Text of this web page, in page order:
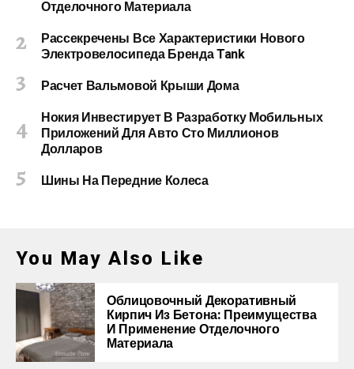
Отделочного Материала
Рассекречены Все Характеристики Нового
Электровелосипеда Бренда Tank
Расчет Вальмовой Крыши Дома
Нокия Инвестирует В Разработку Мобильных
Приложений Для Авто Сто Миллионов
Долларов
Шины На Передние Колеса
You May Also Like
Облицовочный Декоративный
Кирпич Из Бетона: Преимущества
И Применение Отделочного
Материала